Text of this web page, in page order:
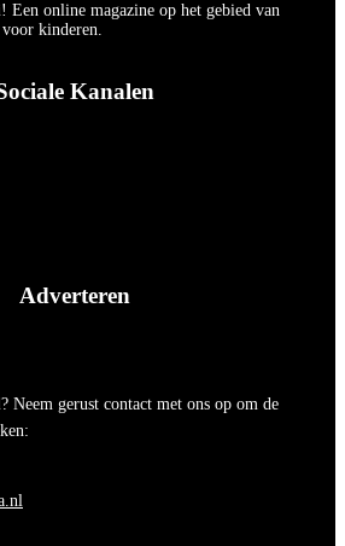
online magazine op het gebied van
kinderen.
Kanalen
Adverteren
Neem gerust contact met ons op om de